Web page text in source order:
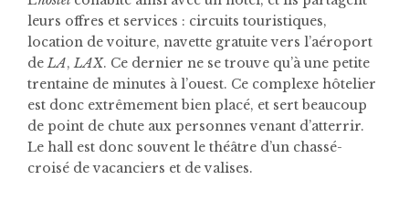
leurs offres et services : circuits touristiques,
location de voiture, navette gratuite vers l’aéroport
deLA,LAX. Ce dernier ne se trouve qu’à une petite
trentaine de minutes à l’ouest. Ce complexe hôtelier
est donc extrêmement bien placé, et sert beaucoup
de point de chute aux personnes venant d’atterrir.
Le hall est donc souvent le théâtre d’un chassé-
croisé de vacanciers et de valises.